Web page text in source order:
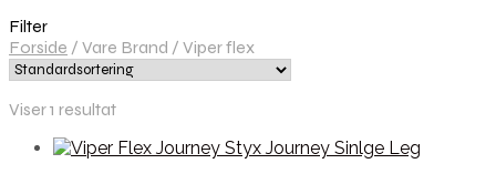
Filter
Forside / Vare Brand / Viper flex
Viser 1 resultat